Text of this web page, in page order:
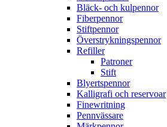
Bläck- och kulpennor
Fiberpennor
Stiftpennor
Överstrykningspennor
Refiller
Patroner
Stift
Blyertspennor
Kalligrafi och reservoar
Finewritning
Pennvässare